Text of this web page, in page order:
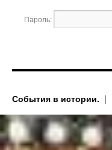
Пароль:
События в истории.